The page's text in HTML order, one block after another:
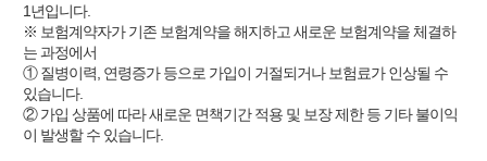
1년입니다.
※ 보험계약자가 기존 보험계약을 해지하고 새로운 보험계약을 체결하
는 과정에서
① 질병이력, 연령증가 등으로 가입이 거절되거나 보험료가 인상될 수
있습니다.
② 가입 상품에 따라 새로운 면책기간 적용 및 보장 제한 등 기타 불이익
이 발생할 수 있습니다.